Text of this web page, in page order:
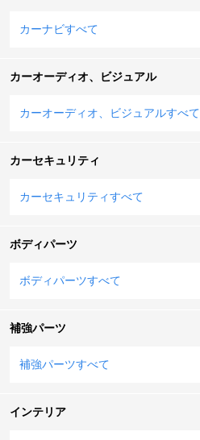
カーナビすべて
カーオーディオ、ビジュアル
カーオーディオ、ビジュアルすべて
カーセキュリティ
カーセキュリティすべて
ボディパーツ
ボディパーツすべて
補強パーツ
補強パーツすべて
インテリア